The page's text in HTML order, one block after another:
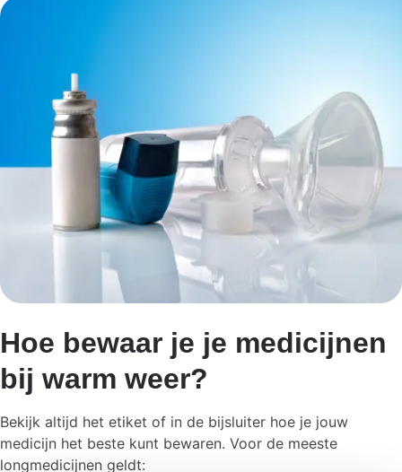
Hoe bewaar je je medicijnen
bij warm weer?
Bekijk altijd het etiket of in de bijsluiter hoe je jouw
medicijn het beste kunt bewaren. Voor de meeste
longmedicijnen geldt: